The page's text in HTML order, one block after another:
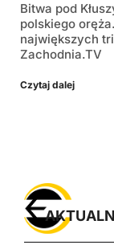
Bitwa pod
polskiego
największych
Zachodnia.TV
Czytaj dalej